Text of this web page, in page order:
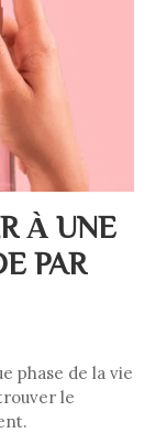
À UNE
PAR
phase de la vie
le